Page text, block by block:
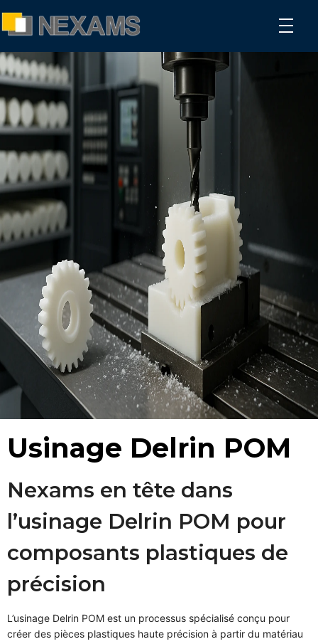
NEXAMS
Manufacturing Solutions
Usinage Delrin POM
Nexams en tête dans
l’usinage Delrin POM pour
composants plastiques de
précision
L’usinage Delrin POM est un processus spécialisé conçu pour
créer des pièces plastiques haute précision à partir du matériau